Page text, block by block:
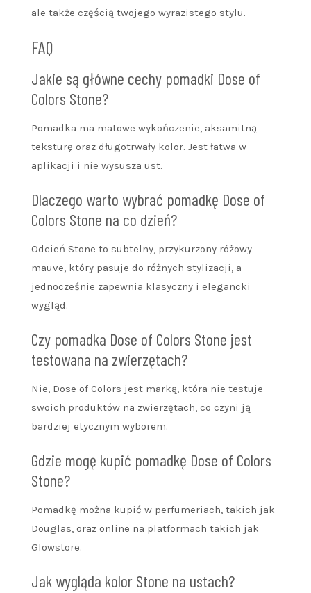
ale także częścią twojego wyrazistego stylu.
FAQ
Jakie są główne cechy pomadki Dose of
Colors Stone?
Pomadka ma matowe wykończenie, aksamitną
teksturę oraz długotrwały kolor. Jest łatwa w
aplikacji i nie wysusza ust.
Dlaczego warto wybrać pomadkę Dose of
Colors Stone na co dzień?
Odcień Stone to subtelny, przykurzony różowy
mauve, który pasuje do różnych stylizacji, a
jednocześnie zapewnia klasyczny i elegancki
wygląd.
Czy pomadka Dose of Colors Stone jest
testowana na zwierzętach?
Nie, Dose of Colors jest marką, która nie testuje
swoich produktów na zwierzętach, co czyni ją
bardziej etycznym wyborem.
Gdzie mogę kupić pomadkę Dose of Colors
Stone?
Pomadkę można kupić w perfumeriach, takich jak
Douglas, oraz online na platformach takich jak
Glowstore.
Jak wygląda kolor Stone na ustach?